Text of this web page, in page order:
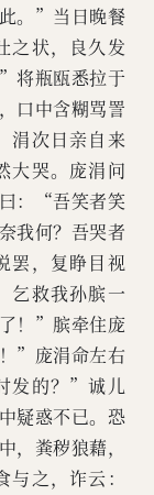
。”当日晚餐
之状，良久发
将瓶瓯悉拉于
口中含糊骂詈
涓次日亲自来
大哭。庞涓问
：“吾笑者笑
我何？吾哭者
罢，复睁目视
乞救我孙膑一
！”膑牵住庞
”庞涓命左右
发的？”诚儿
疑惑不已。恐
，粪秽狼藉，
之，诈云：